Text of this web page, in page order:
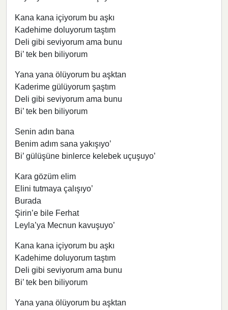
Kana kana içiyorum bu aşkı
Kadehime doluyorum taştım
Deli gibi seviyorum ama bunu
Bi’ tek ben biliyorum
Yana yana ölüyorum bu aşktan
Kaderime gülüyorum şaştım
Deli gibi seviyorum ama bunu
Bi’ tek ben biliyorum
Senin adın bana
Benim adım sana yakışıyo’
Bi’ gülüşüne binlerce kelebek uçuşuyo’
Kara gözüm elim
Elini tutmaya çalışıyo’
Burada
Şirin’e bile Ferhat
Leyla’ya Mecnun kavuşuyo’
Kana kana içiyorum bu aşkı
Kadehime doluyorum taştım
Deli gibi seviyorum ama bunu
Bi’ tek ben biliyorum
Yana yana ölüyorum bu aşktan